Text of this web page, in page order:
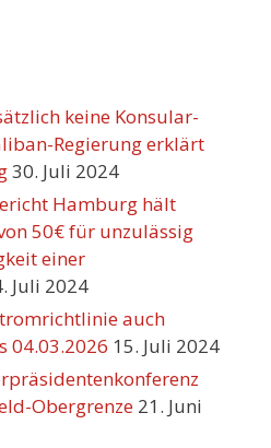
keine Konsular-
Regierung erklärt
30. Juli 2024
Hamburg hält
50€ für unzulässig
einer
Juli 2024
auch
04.03.2026 15. Juli 2024
Obergrenze 21. Juni